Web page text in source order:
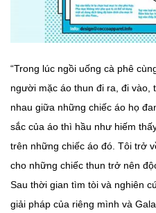
“Trong lúc ngồi uống cà phê
người mặc áo thun đi ra, đi vào,
nhau giữa những chiếc áo họ
sắc của áo thì hầu như hiếm
trên những chiếc áo đó. Tôi trở
cho những chiếc thun trở nên
Sau thời gian tìm tòi và nghiên
giải pháp của riêng mình và